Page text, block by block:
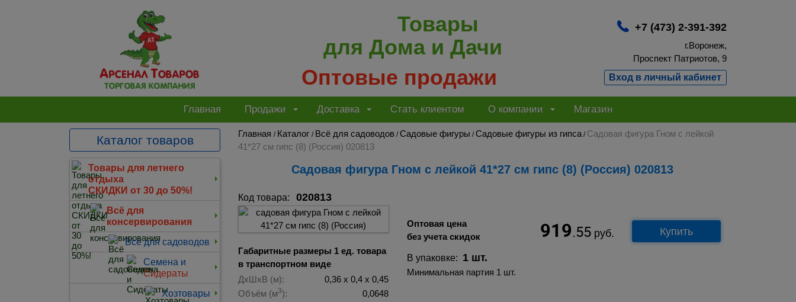
Товары
для Дома и Дачи
Оптовые продажи
+7 (473) 2-391-392
г.Воронеж,
Проспект Патриотов, 9
Вход в личный кабинет
Главная Продажи Доставка Стать клиентом О компании Магазин
Каталог товаров
Товары для летнего
отдыха
СКИДКИ от 30 до 50%!
Всё для
консервирования
Всё для садоводов
Семена и
Сидераты
Хозтовары
Главная / Каталог / Всё для садоводов /Садовые фигуры /Садовые фигуры из гипса / Садовая фигура Гном с лейкой
41*27 см гипс (8) (Россия) 020813
Садовая фигура Гном с лейкой 41*27 см гипс (8) (Россия) 020813
Код товара: 020813
Габаритные размеры 1 ед. товара
в транспортном виде
ДхШхВ (м):
0,36 х 0,4 х 0,45
Объём (м3):
0,0648
Оптовая цена
без учета скидок
919.55руб. Купить
В упаковке: 1 шт.
Минимальная партия 1 шт.